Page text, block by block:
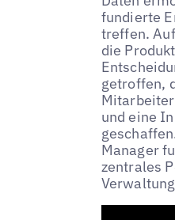
fundierte
treffen.
die
getroffen,
und eine
Manager
zentrales